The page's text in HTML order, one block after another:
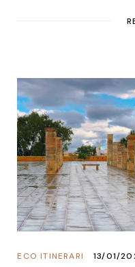
ECO ITINERARI 13/01/